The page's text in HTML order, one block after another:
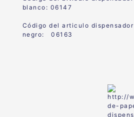
blanco: 06147
Código del articulo
negro: 06163